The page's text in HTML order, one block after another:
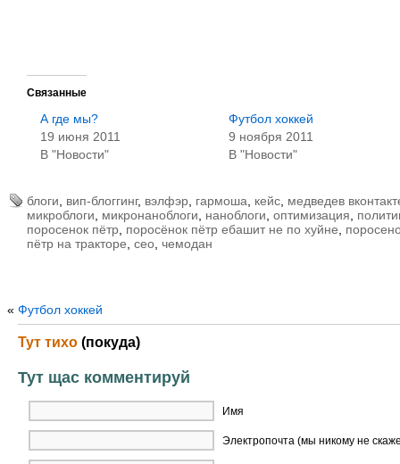
Связанные
А где мы?
19 июня 2011
В "Новости"
Футбол хоккей
9 ноября 2011
В "Новости"
блоги вип-блоггинг, вэлфэр гармоша кейс медведев
микроблоги
микронаноблоги наноблоги оптимизация
поросенок пётр поросёнок пётр ебашит не по хуйне
пётр на тракторе сео чемодан
« Футбол хоккей
Тут тихо (покуда)
Тут щас комментируй
Имя
Электропочта (мы никому не